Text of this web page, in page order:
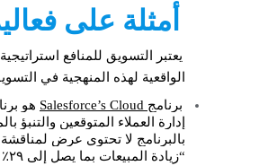
أمثلة على
يعتبر التسويق للمنافع
الواقعية لهذه المنهجية في
برنامج
هو
إدارة العملاء المتوقعين والتنبؤ
بالبرنامج لا تحتوي عرض
“زيادة المبيعات بما يصل إلى ٢٩٪ “.